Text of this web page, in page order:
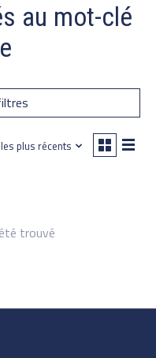
au mot-clé
plus récents
trouvé